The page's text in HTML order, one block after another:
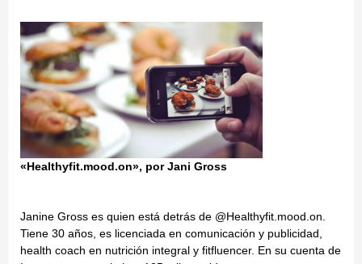
«Healthyfit.mood.on», por Jani Gross
Janine Gross es quien está detrás de @Healthyfit.mood.on.
Tiene 30 años, es licenciada en comunicación y publicidad,
health coach en nutrición integral y fitfluencer. En su cuenta de